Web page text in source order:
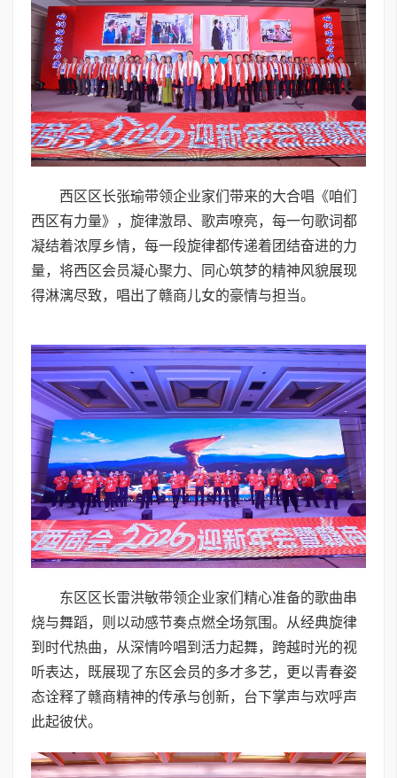
西区区长张瑜带领企业家们带来的大合唱《咱们
西区有力量》，旋律激昂、歌声嘹亮，每一句歌词都
凝结着浓厚乡情，每一段旋律都传递着团结奋进的力
量，将西区会员凝心聚力、同心筑梦的精神风貌展现
得淋漓尽致，唱出了赣商儿女的豪情与担当。
东区区长雷洪敏带领企业家们精心准备的歌曲串
烧与舞蹈，则以动感节奏点燃全场氛围。从经典旋律
到时代热曲，从深情吟唱到活力起舞，跨越时光的视
听表达，既展现了东区会员的多才多艺，更以青春姿
态诠释了赣商精神的传承与创新，台下掌声与欢呼声
此起彼伏。